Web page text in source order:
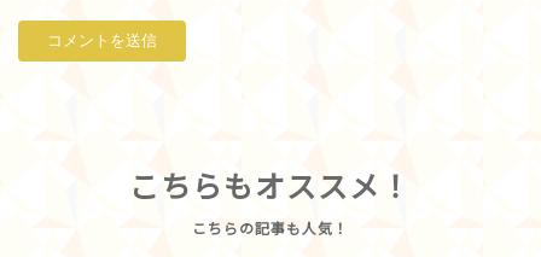
こちらもオススメ！